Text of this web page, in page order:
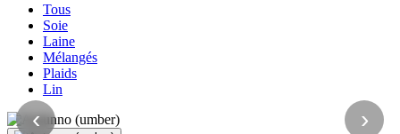
Tous
Soie
Laine
Mélangés
Plaids
Lin
‹ ›